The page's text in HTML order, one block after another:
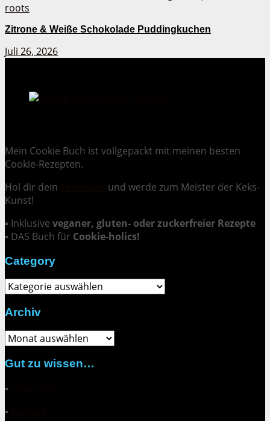
Zitrone & Weiße Schokolade Puddingkuchen
Juli 26, 2026
Mein Cookie Buch ist vollgepackt mit meinen besten
Cookie-Rezepten.
Hol dir dein
und werde zum Meister der Keks-
Kunst!
▪ Inklusive veganer, gluten- oder zuckerfreier Rezepte
▪ DAS Buch für Cookie-holics!
Category
Category
Archiv
Archiv
Gut zu wissen…
▪
▪